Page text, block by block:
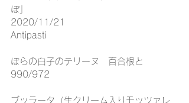
ぽ」
2020/11/21
Antipasti
ぼらの白子のテリーヌ　百合根と
990/972
ブッラータ（生クリーム入りモッツァレ